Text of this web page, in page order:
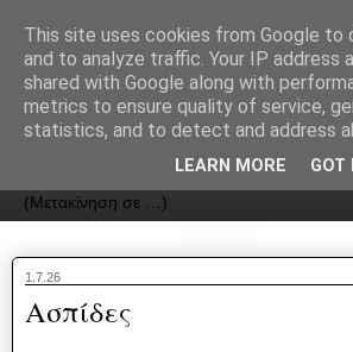
ΟΔΟΣ
1.7.26
Ασπίδες
This site uses cookies from Google to
and to analyze traffic. Your IP address
shared with Google along with
metrics to ensure quality of service,
statistics, and to detect and address
LEARN MORE GOT